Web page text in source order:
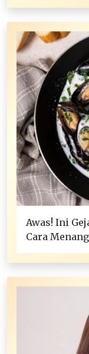
Awas! Ini
Cara